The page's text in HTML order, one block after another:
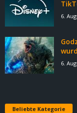
6.
6.
Beliebte Kategorie